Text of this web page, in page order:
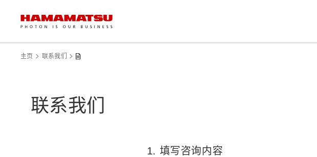
主页 联系我们
联系我们
1. 填写咨询内容